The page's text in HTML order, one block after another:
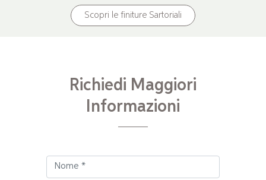
Scopri le finiture Sartoriali
Richiedi Maggiori
Informazioni